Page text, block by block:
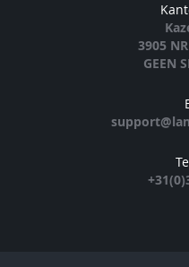
3905
GEEN